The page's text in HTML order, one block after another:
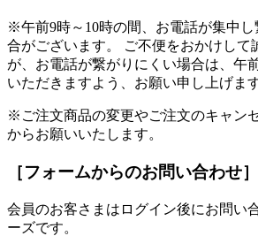
※午前9時～10時の間、お電話が集中
合がございます。 ご不便をおかけして
が、お電話が繋がりにくい場合は、午
いただきますよう、お願い申し上げます
※ご注文商品の変更やご注文のキャン
からお願いいたします。
［フォームからのお問い合わせ］
会員のお客さまはログイン後にお問い
ーズです。